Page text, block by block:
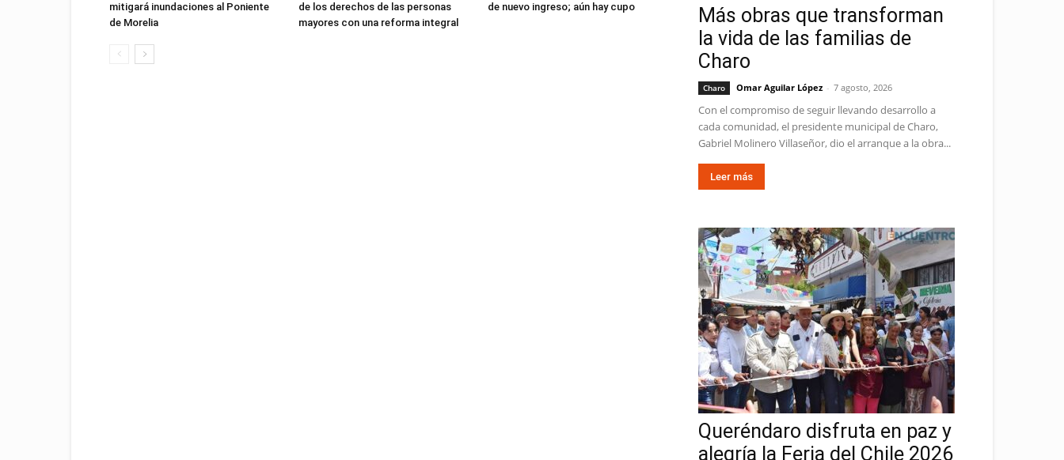
mitigará inundaciones al Poniente
de Morelia
de los derechos de las personas
mayores con una reforma integral
de nuevo ingreso; aún hay cupo
Más obras que transforman
la vida de las familias de
Charo
Charo Omar Aguilar López - 7 agosto, 2026
Con el compromiso de seguir llevando desarrollo a
cada comunidad, el presidente municipal de Charo,
Gabriel Molinero Villaseñor, dio el arranque a la obra...
Leer más
Queréndaro disfruta en paz y
alegría la Feria del Chile 2026